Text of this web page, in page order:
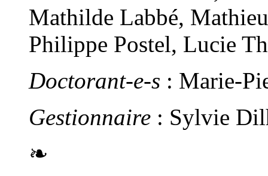
Mathilde Labbé,
Philippe Postel, Lucie
Doctorant-e-s : Marie-
Gestionnaire : Sylvie
❧